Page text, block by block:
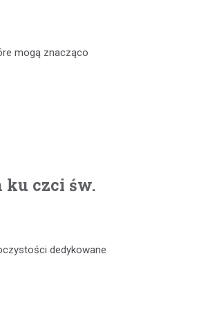
mogą znacząco
ku czci św.
dedykowane